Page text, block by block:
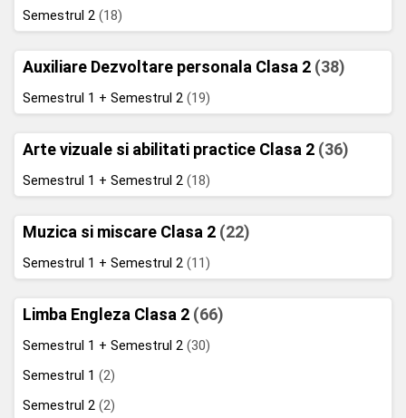
Semestrul 2 (18)
Auxiliare Dezvoltare personala Clasa 2 (38)
Semestrul 1 + Semestrul 2 (19)
Arte vizuale si abilitati practice Clasa 2 (36)
Semestrul 1 + Semestrul 2 (18)
Muzica si miscare Clasa 2 (22)
Semestrul 1 + Semestrul 2 (11)
Limba Engleza Clasa 2 (66)
Semestrul 1 + Semestrul 2 (30)
Semestrul 1 (2)
Semestrul 2 (2)